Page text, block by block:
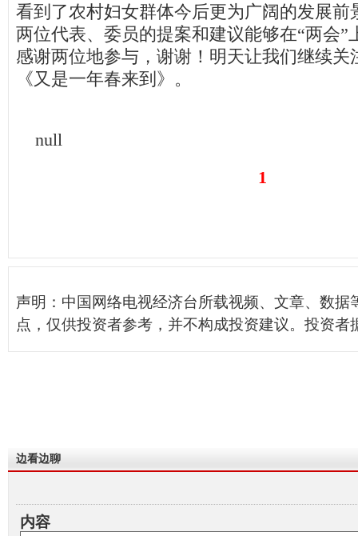
看到了农村妇女群体今后更为广阔的发展前
两位代表、委员的提案和建议能够在“两会”
感谢两位地参与，谢谢！明天让我们继续关
《又是一年春来到》。
null
1
声明：中国网络电视经济台所载视频、文章、数据
点，仅供投资者参考，并不构成投资建议。投资者
边看边聊
内容